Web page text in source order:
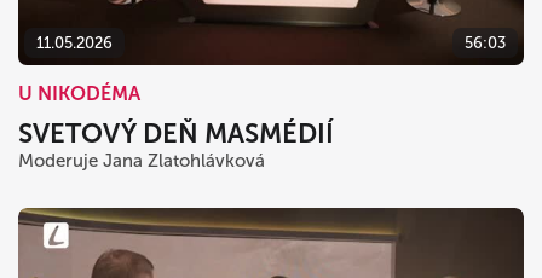
11.05.2026 56:03
U NIKODÉMA
SVETOVÝ DEŇ MASMÉDIÍ
Moderuje Jana Zlatohlávková